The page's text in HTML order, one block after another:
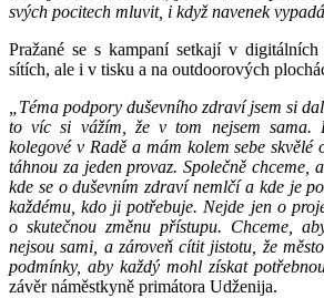
svých pocitech mluvit, i když navenek
Pražané se s kampaní setkají v
sítích, ale i v tisku a na outdoorových
„Téma podpory duševního zdraví jsem si
to víc si vážím, že v tom nejsem
kolegové v Radě a mám kolem sebe
táhnou za jeden provaz. Společně chceme,
kde se o duševním zdraví nemlčí a kde je
každému, kdo ji potřebuje. Nejde jen o
o skutečnou změnu přístupu. Chceme,
nejsou sami, a zároveň cítit jistotu, že
podmínky, aby každý mohl získat
závěr náměstkyně primátora Udženija.